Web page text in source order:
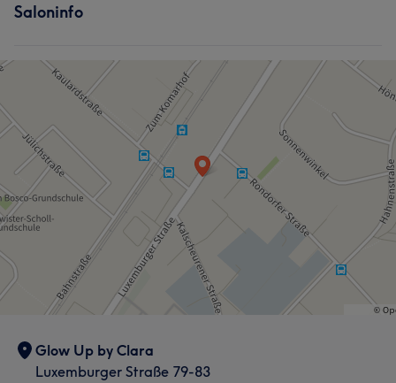
Saloninfo
Glow Up by Clara
Luxemburger Straße 79-83